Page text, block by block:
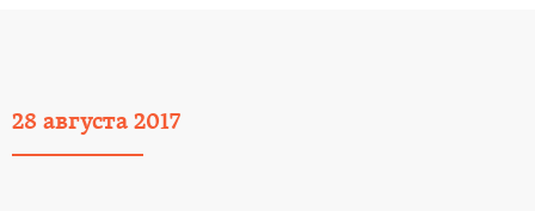
28 августа2017